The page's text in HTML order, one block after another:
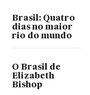
Brasil: Quatro
dias no maior
rio do mundo
O Brasil de
Elizabeth
Bishop